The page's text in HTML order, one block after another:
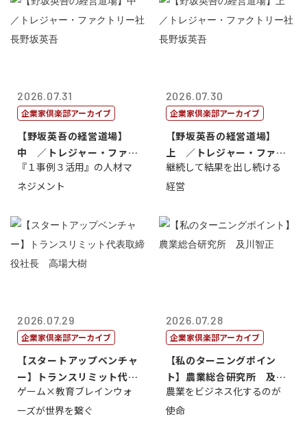
2026.07.31
企業家倶楽部アーカイブ
【野坂英吾の経営道場】
中 ／トレジャー・ファク
トリー社長野坂...
『１事例３活用』の人材マ
ネジメント
2026.07.30
企業家倶楽部アーカイブ
【野坂英吾の経営道場】
上 ／トレジャー・ファク
トリー社長野坂...
継続して結果を出し続ける
経営
2026.07.29
企業家倶楽部アーカイブ
【スタートアップベンチャ
ー】トランスリミット代表
取締役社長 ...
ゲーム×教育ブレインウォ
ーズが世界を繋ぐ
2026.07.28
企業家倶楽部アーカイブ
【私のターニングポイン
ト】農業総合研究所 及川
智正
農業をビジネス化するのが
使命